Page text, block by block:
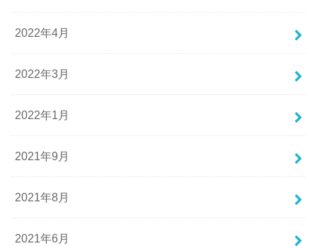
2022年4月
2022年3月
2022年1月
2021年9月
2021年8月
2021年6月